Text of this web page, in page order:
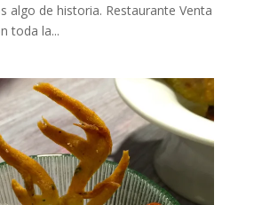
algo de historia. Restaurante Venta
toda la...